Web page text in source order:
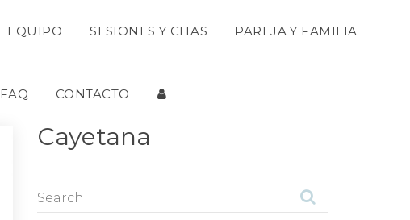
EQUIPO
SESIONES Y CITAS
PAREJA Y FAMILIA
FAQ
CONTACTO
Cayetana